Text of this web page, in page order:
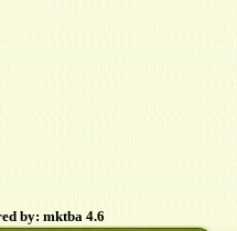
by: mktba 4.6